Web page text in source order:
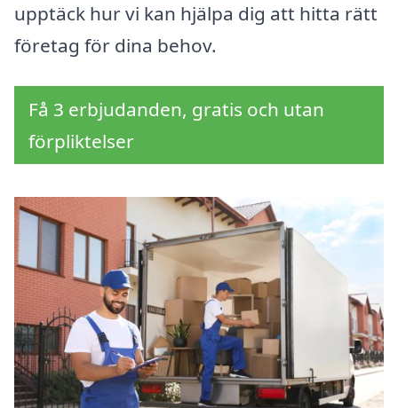
upptäck hur vi kan hjälpa dig att hitta rätt
företag för dina behov.
Få 3 erbjudanden, gratis och utan
förpliktelser